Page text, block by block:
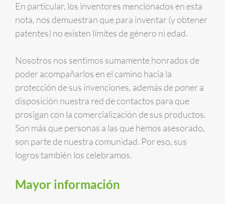
En particular, los inventores mencionados en esta
nota, nos demuestran que para inventar (y obtener
patentes) no existen límites de género ni edad.
Nosotros nos sentimos sumamente honrados de
poder acompañarlos en el camino hacia la
protección de sus invenciones, además de poner a
disposición nuestra red de contactos para que
prosigan con la comercialización de sus productos.
Son más que personas a las que hemos asesorado,
son parte de nuestra comunidad. Por eso, sus
logros también los celebramos.
Mayor información